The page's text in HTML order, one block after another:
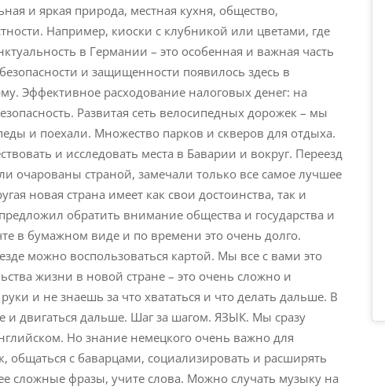
и яркая природа, местная кухня, общество,
Например, киоски с клубникой или цветами, где
в Германии – это особенная и важная часть
и защищенности появилось здесь в
Эффективное расходование налоговых денег: на
Развитая сеть велосипедных дорожек – мы
и поехали. Множество парков и скверов для отдыха.
и исследовать места в Баварии и вокруг. Переезд
страной, замечали только все самое лучшее
новая страна имеет как свои достоинства, так и
обратить внимание общества и государства и
в бумажном виде и по времени это очень долго.
можно воспользоваться картой. Мы все с вами это
жизни в новой стране – это очень сложно и
и не знаешь за что хвататься и что делать дальше. В
и двигаться дальше. Шаг за шагом. ЯЗЫК. Мы сразу
Но знание немецкого очень важно для
с баварцами, социализировать и расширять
сложные фразы, учите слова. Можно случать музыку на